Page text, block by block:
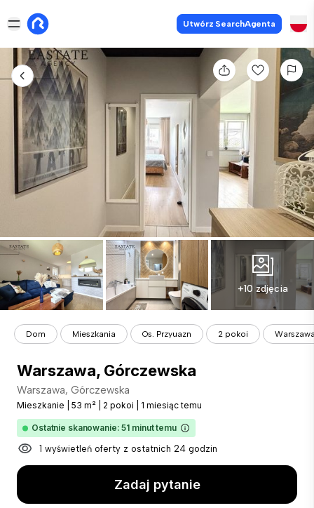
Utwórz SearchAgenta
+10 zdjęcia
Dom Mieszkania Os. Przyuazn 2 pokoi
Warszawa, Górczewska
Warszawa, Górczewska
Mieszkanie 53 m² 2 pokoi 1 miesiąc temu
Ostatnie skanowanie: 51 minut temu
1 wyświetleń oferty z ostatnich 24 godzin
Zadaj pytanie